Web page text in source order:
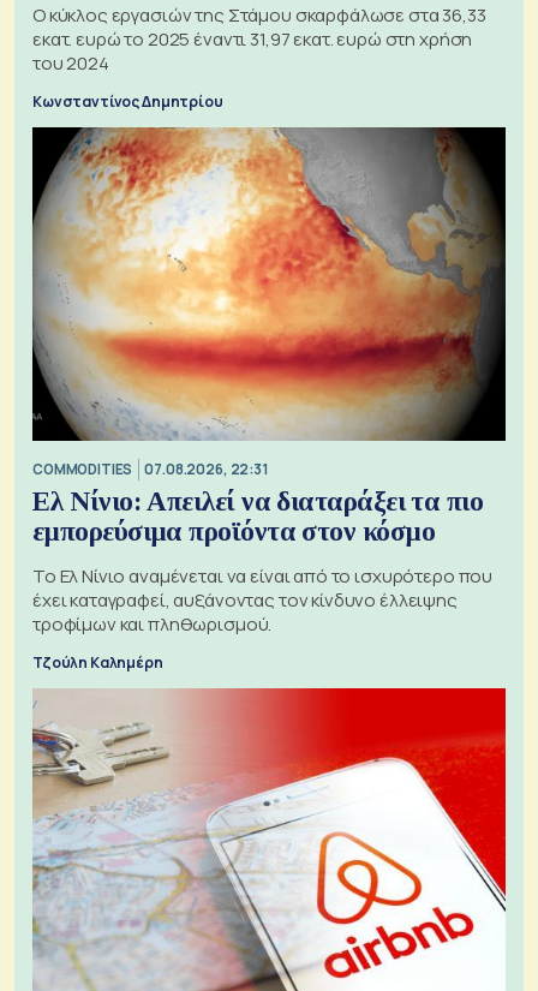
Ο κύκλος εργασιών της Στάμου σκαρφάλωσε στα 36,33
εκατ. ευρώ το 2025 έναντι 31,97 εκατ. ευρώ στη χρήση
του 2024
Κωνσταντίνος Δημητρίου
COMMODITIES 07.08.2026, 22:31
Ελ Νίνιο: Απειλεί να διαταράξει τα πιο
εμπορεύσιμα προϊόντα στον κόσμο
Το Ελ Νίνιο αναμένεται να είναι από το ισχυρότερο που
έχει καταγραφεί, αυξάνοντας τον κίνδυνο έλλειψης
τροφίμων και πληθωρισμού.
Τζούλη Καλημέρη